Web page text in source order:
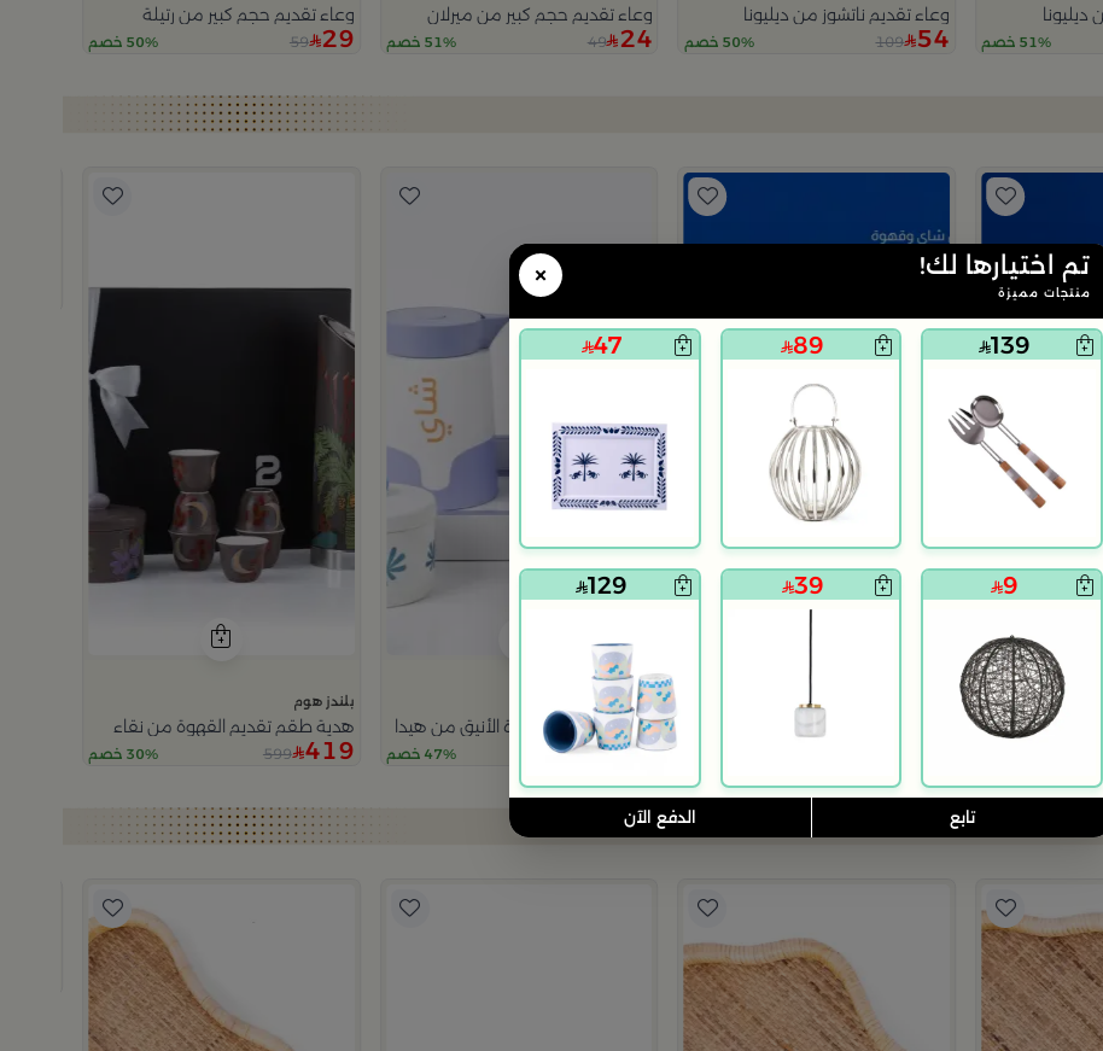
× تم اختيارها لك!
منتجات مميزة
139
89
47
9
39
129
تابع الدفع الآن
51% خصم
وعاء تقديم ناتشوز من ديليونا
54
109 50% خصم
وعاء تقديم حجم كبير من ميرلان
24
49 51% خصم
وعاء تقديم حجم كبير من رتيلة
29
59 50% خصم
طقم ترامس الشاي و القهوة من سيمارا
بلندز هوم
طقم الشاي و القهوة الأنيق من هيدا
399
755 47% خصم
بلندز هوم
هدية طقم تقديم القهوة من نقاء
419
599 30% خصم